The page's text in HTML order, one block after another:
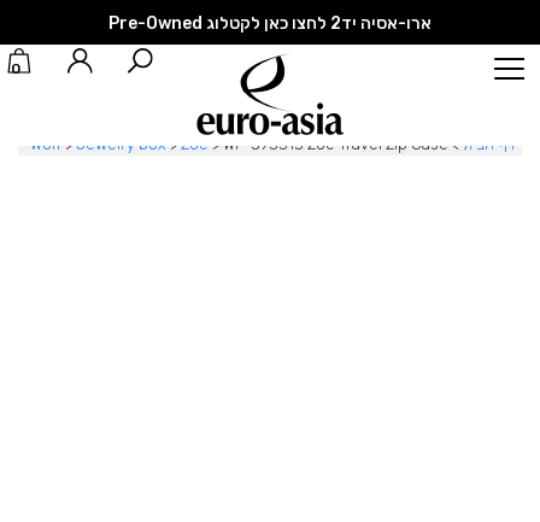
ארו-אסיה יד2 לחצו כאן לקטלוג Pre-Owned
0
דף הבית >
Wolf > Jewelry box > Zoe > WF-393313 Zoe Travel Zip Case